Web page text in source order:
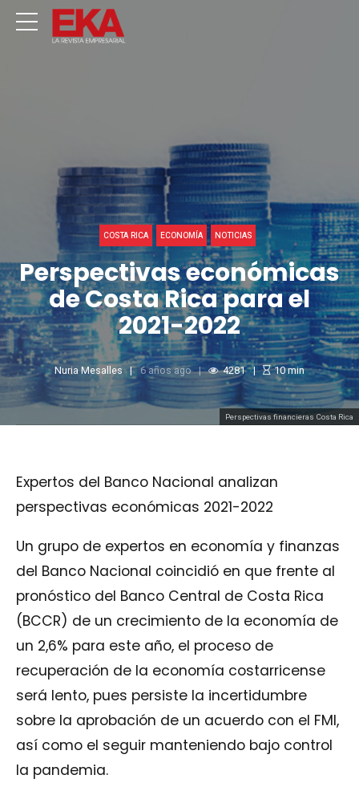
COSTA RICA ECONOMÍA NOTICIAS
Perspectivas económicas
de Costa Rica para el
2021-2022
Nuria Mesalles 6 años ago 4281 10min
Perspectivas financieras Costa Rica
Expertos del Banco Nacional analizan
perspectivas económicas 2021-2022
Un grupo de expertos en economía y finanzas
del Banco Nacional coincidió en que frente al
pronóstico del Banco Central de Costa Rica
(BCCR) de un crecimiento de la economía de
un 2,6% para este año, el proceso de
recuperación de la economía costarricense
será lento, pues persiste la incertidumbre
sobre la aprobación de un acuerdo con el FMI,
así como el seguir manteniendo bajo control
la pandemia.